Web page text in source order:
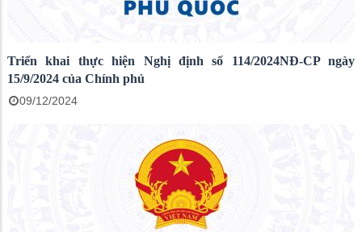
Triển khai thực hiện Nghị định số 114/2024NĐ-CP ngày
15/9/2024 của Chính phủ
09/12/2024